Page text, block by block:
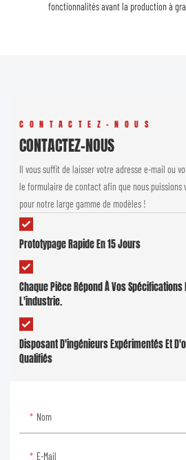
fonctionnalités avant la production à
CONTACTEZ-NOUS
CONTACTEZ-NOUS
Il vous suffit de laisser votre adresse e-mail ou
le formulaire de contact afin que nous puissions
pour notre large gamme de modèles !
Prototypage Rapide En 15 Jours
Chaque Pièce Répond À Vos Spécifications
L'industrie.
Disposant D'ingénieurs Expérimentés Et
Qualifiés
Nom
E-Mail